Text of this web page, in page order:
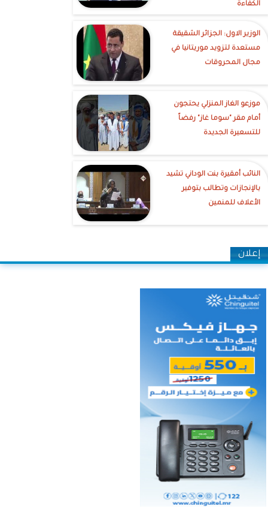
الكفاءة
الوزير الاول: الجزائر الشقيقة
مستعدة لتزويد موريتانيا في
مجال المحروقات
موزعو الغاز المنزلي يحتجون
أمام مقر "سوما غاز" رفضاً
للتسعيرة الجديدة
النائب أمقيرة بنت الوداني تشيد
بالإنجازات وتطالب بتوفير
الأعلاف للمنمين
إعلان